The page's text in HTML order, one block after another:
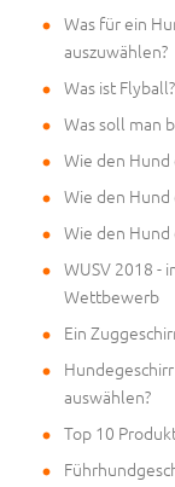
Was für ein
auszuwählen?
Was ist Flyball?
Was soll man
Wie den
Wie den
Wie den
WUSV 2018 -
Wettbewerb
Ein
auswählen?
Top 10